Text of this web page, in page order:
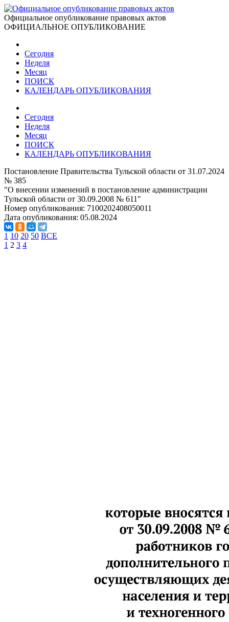
Официальное опубликование правовых актов
ОФИЦИАЛЬНОЕ ОПУБЛИКОВАНИЕ
Сегодня
Неделя
Месяц
ПОИСК
КАЛЕНДАРЬ ОПУБЛИКОВАНИЯ
Сегодня
Неделя
Месяц
ПОИСК
КАЛЕНДАРЬ ОПУБЛИКОВАНИЯ
Постановление Правительства Тульской области от 31.07.2024
№ 385
"О внесении изменений в постановление администрации
Тульской области от 30.09.2008 № 611"
Номер опубликования: 7100202408050011
Дата опубликования: 05.08.2024
1 10 20 50 ВСЕ
1 2 3 4